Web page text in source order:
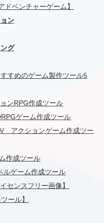
ドベンチャーゲーム】
ン
グ
すめのゲーム製作ツール5
ンRPG作成ツール
ゲーム作成ツール
アクションゲーム作成ツー
作成ツール
ゲーム作成ツール
センスフリー画像】
ール】